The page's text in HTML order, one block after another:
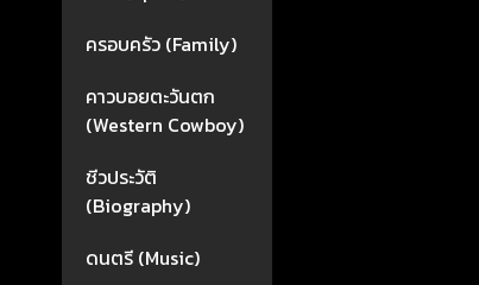
ครอบครัว (Family)
คาวบอยตะวันตก
(Western Cowboy)
ชีวประวัติ
(Biography)
ดนตรี (Music)